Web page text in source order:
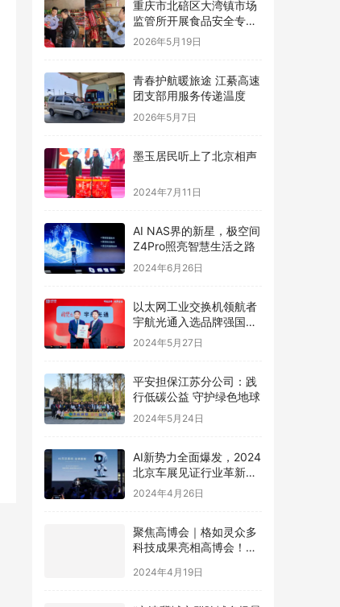
重庆市北碚区大湾镇市场
监管所开展食品安全专项
检查
2026年5月19日
青春护航暖旅途 江綦高速
团支部用服务传递温度
2026年5月7日
墨玉居民听上了北京相声
2024年7月11日
AI NAS界的新星，极空间
Z4Pro照亮智慧生活之路
2024年6月26日
以太网工业交换机领航者
宇航光通入选品牌强国先
行工程“国货之光计划”
2024年5月27日
平安担保江苏分公司：践
行低碳公益 守护绿色地球
2024年5月24日
AI新势力全面爆发，2024
北京车展见证行业革新，
极空间AI NAS成为领跑者
2024年4月26日
聚焦高博会｜格如灵众多
科技成果亮相高博会！助
2024年4月19日